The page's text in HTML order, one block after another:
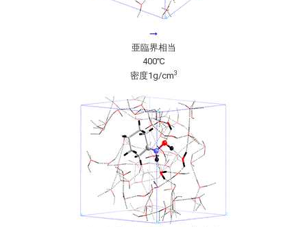
→
亜臨界相当
400℃
密度1g/cm3